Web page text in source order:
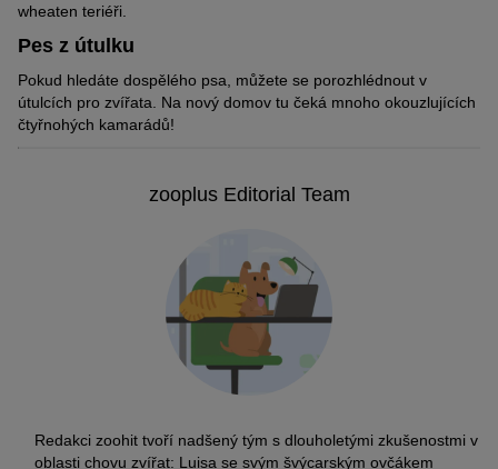
wheaten teriéři.
Pes z útulku
Pokud hledáte dospělého psa, můžete se porozhlédnout v
útulcích pro zvířata. Na nový domov tu čeká mnoho okouzlujících
čtyřnohých kamarádů!
zooplus Editorial Team
Redakci zoohit tvoří nadšený tým s dlouholetými zkušenostmi v
oblasti chovu zvířat: Luisa se svým švýcarským ovčákem